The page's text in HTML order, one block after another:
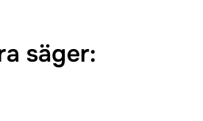
säger: